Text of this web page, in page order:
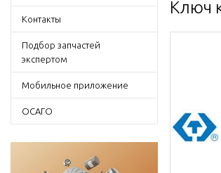
Контакты
Подбор запчастей
экспертом
Мобильное приложение
ОСАГО
Ключ